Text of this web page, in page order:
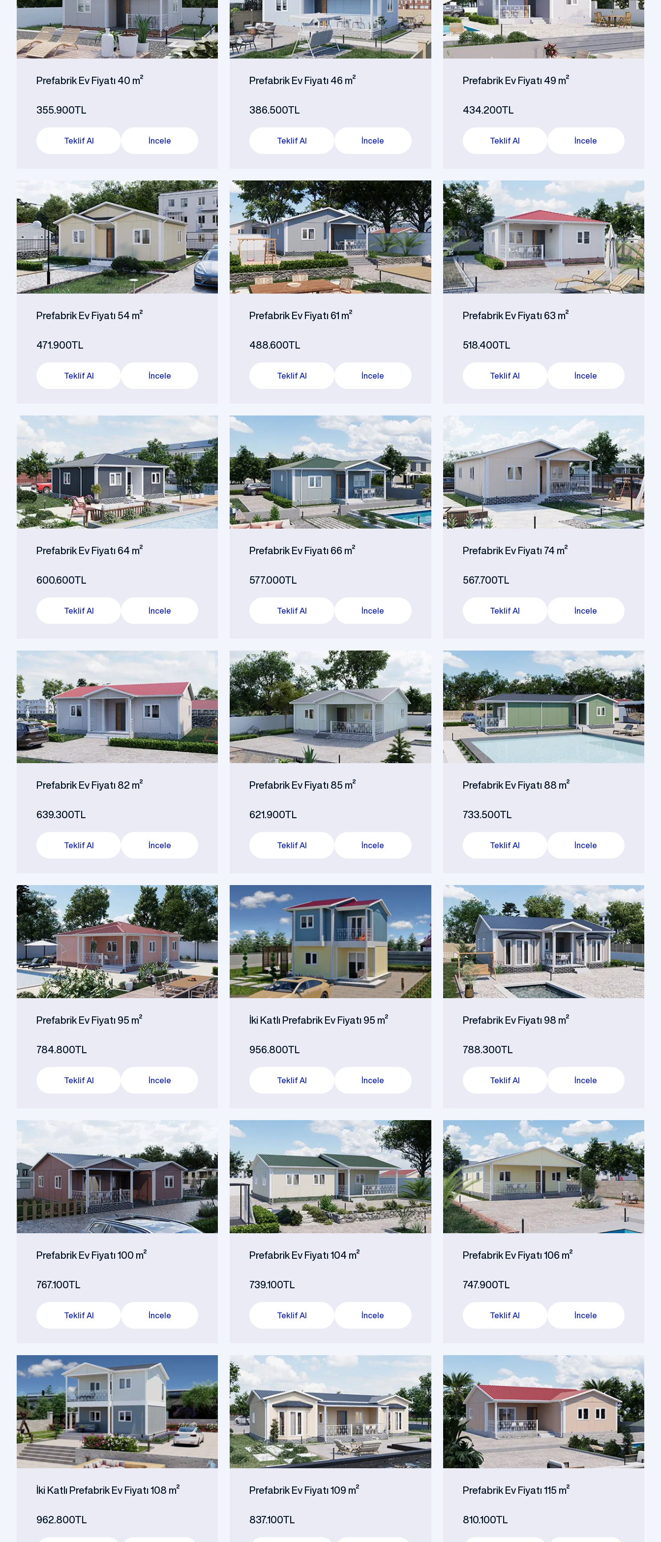
Prefabrik Dükkan Prefabrik Sosyal Tesis Binaları Prefabrik Kafeterya Prefabrik Okul Binaları
Prefabrik Anaokulu Bina
Şantiye Mobilizasyon Şantiye Kamp Binaları
Tek Katlı Prefabrik Villa İki Katlı Prefabrik Villa Prefabrik Bağ Evi Prefabrik Bungalov
Konteyner Ev
Prefabrik Ev Fiyatı 40 m²
355.900TL
Teklif Al İncele
Prefabrik Ev Fiyatı 46 m²
386.500TL
Teklif Al İncele
Prefabrik Ev Fiyatı 49 m²
434.200TL
Teklif Al İncele
Prefabrik Ev Fiyatı 54 m²
471.900TL
Teklif Al İncele
Prefabrik Ev Fiyatı 61 m²
488.600TL
Teklif Al İncele
Prefabrik Ev Fiyatı 63 m²
518.400TL
Teklif Al İncele
Prefabrik Ev Fiyatı 64 m²
600.600TL
Teklif Al İncele
Prefabrik Ev Fiyatı 66 m²
577.000TL
Teklif Al İncele
Prefabrik Ev Fiyatı 74 m²
567.700TL
Teklif Al İncele
Prefabrik Ev Fiyatı 82 m²
639.300TL
Teklif Al İncele
Prefabrik Ev Fiyatı 85 m²
621.900TL
Teklif Al İncele
Prefabrik Ev Fiyatı 88 m²
733.500TL
Teklif Al İncele
Prefabrik Ev Fiyatı 95 m²
784.800TL
Teklif Al İncele
İki Katlı Prefabrik Ev Fiyatı 95 m²
956.800TL
Teklif Al İncele
Prefabrik Ev Fiyatı 98 m²
788.300TL
Teklif Al İncele
Prefabrik Ev Fiyatı 100 m²
767.100TL
Teklif Al İncele
Prefabrik Ev Fiyatı 104 m²
739.100TL
Teklif Al İncele
Prefabrik Ev Fiyatı 106 m²
747.900TL
Teklif Al İncele
İki Katlı Prefabrik Ev Fiyatı 108 m²
962.800TL
Prefabrik Ev Fiyatı 109 m²
837.100TL
Prefabrik Ev Fiyatı 115 m²
810.100TL